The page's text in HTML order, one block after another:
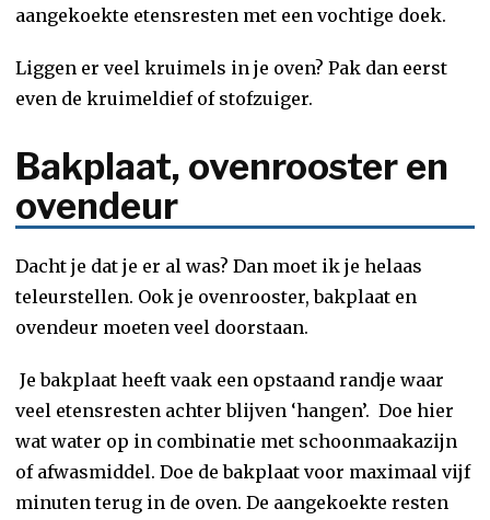
aangekoekte etensresten met een vochtige doek.
Liggen er veel kruimels in je oven? Pak dan eerst
even de kruimeldief of stofzuiger.
Bakplaat, ovenrooster en
ovendeur
Dacht je dat je er al was? Dan moet ik je helaas
teleurstellen. Ook je ovenrooster, bakplaat en
ovendeur moeten veel doorstaan.
Je bakplaat heeft vaak een opstaand randje waar
veel etensresten achter blijven ‘hangen’. Doe hier
wat water op in combinatie met schoonmaakazijn
of afwasmiddel. Doe de bakplaat voor maximaal vijf
minuten terug in de oven. De aangekoekte resten